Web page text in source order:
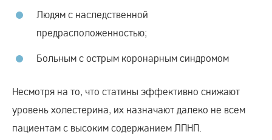
Людям с наследственной
предрасположенностью;
Больным с острым коронарным синдромом
Несмотря на то, что статины эффективно снижают
уровень холестерина, их назначают далеко не всем
пациентам с высоким содержанием ЛПНП.